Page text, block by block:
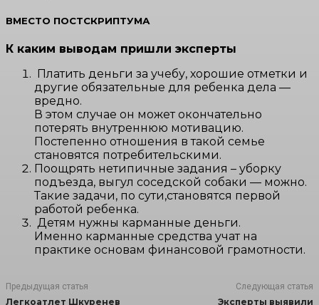
ВМЕСТО ПОСТСКРИПТУМА
К каким выводам пришли эксперты
Платить деньги за учебу, хорошие отметки и
другие обязательные для ребенка дела —
вредно.
В этом случае он может окончательно
потерять внутреннюю мотивацию.
Постепенно отношения в такой семье
становятся потребительскими.
Поощрять нетипичные задания – уборку
подъезда, выгул соседской собаки — можно.
Такие задачи, по сути,становятся первой
работой ребенка.
Детям нужны карманные деньги.
Именно карманные средства учат на
практике основам финансовой грамотности.
Предыдущая статья
Легкоатлет Шкуренев
Следующая статья
Эксперты выявили